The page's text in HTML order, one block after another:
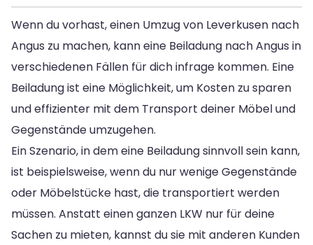
Wenn du vorhast, einen Umzug von Leverkusen nach
Angus zu machen, kann eine Beiladung nach Angus in
verschiedenen Fällen für dich infrage kommen. Eine
Beiladung ist eine Möglichkeit, um Kosten zu sparen
und effizienter mit dem Transport deiner Möbel und
Gegenstände umzugehen.
Ein Szenario, in dem eine Beiladung sinnvoll sein kann,
ist beispielsweise, wenn du nur wenige Gegenstände
oder Möbelstücke hast, die transportiert werden
müssen. Anstatt einen ganzen LKW nur für deine
Sachen zu mieten, kannst du sie mit anderen Kunden